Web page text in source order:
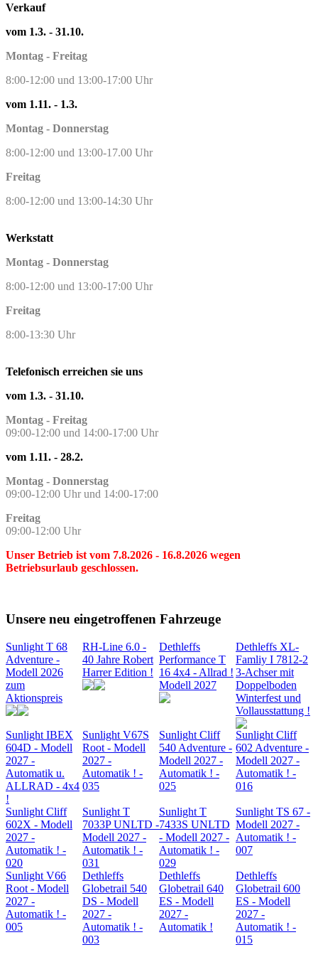
Verkauf
vom 1.3. - 31.10.
Montag - Freitag
8:00-12:00 und 13:00-17:00 Uhr
vom 1.11. - 1.3.
Montag - Donnerstag
8:00-12:00 und 13:00-17.00 Uhr
Freitag
8:00-12:00 und 13:00-14:30 Uhr
Werkstatt
Montag - Donnerstag
8:00-12:00 und 13:00-17:00 Uhr
Freitag
8:00-13:30 Uhr
Telefonisch erreichen sie uns
vom 1.3. - 31.10.
Montag - Freitag
09:00-12:00 und 14:00-17:00 Uhr
vom 1.11. - 28.2.
Montag - Donnerstag
09:00-12:00 Uhr und 14:00-17:00
Freitag
09:00-12:00 Uhr
Unser Betrieb ist vom 7.8.2026 - 16.8.2026 wegen
Betriebsurlaub geschlossen.
Unsere neu eingetroffenen Fahrzeuge
Sunlight T 68
Adventure -
Modell 2026
zum
Aktionspreis
RH-Line 6.0 -
40 Jahre Robert
Harrer Edition !
Dethleffs
Performance T
16 4x4 - Allrad !
Modell 2027
Dethleffs XL-
Famliy I 7812-2
3-Achser mit
Doppelboden
Winterfest und
Vollausstattung !
Sunlight IBEX
604D - Modell
2027 -
Automatik u.
ALLRAD - 4x4
!
Sunlight V67S
Root - Modell
2027 -
Automatik ! -
035
Sunlight Cliff
540 Adventure -
Modell 2027 -
Automatik ! -
025
Sunlight Cliff
602 Adventure -
Modell 2027 -
Automatik ! -
016
Sunlight Cliff
602X - Modell
2027 -
Automatik ! -
020
Sunlight T
7033P UNLTD -
Modell 2027 -
Automatik ! -
031
Sunlight T
7433S UNLTD
- Modell 2027 -
Automatik ! -
029
Sunlight TS 67 -
Modell 2027 -
Automatik ! -
007
Sunlight V66
Root - Modell
2027 -
Automatik ! -
005
Dethleffs
Globetrail 540
DS - Modell
2027 -
Automatik ! -
003
Dethleffs
Globetrail 640
ES - Modell
2027 -
Automatik !
Dethleffs
Globetrail 600
ES - Modell
2027 -
Automatik ! -
015